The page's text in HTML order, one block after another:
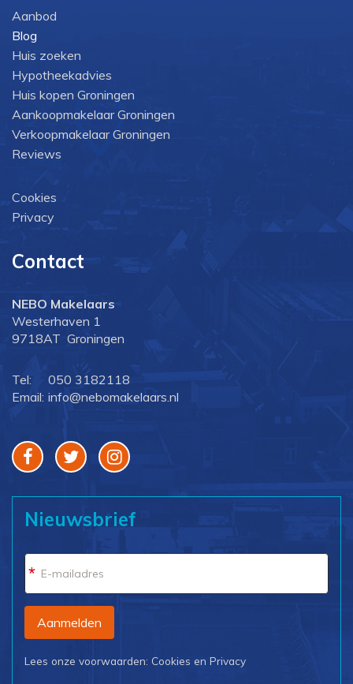
Aanbod
Blog
Huis zoeken
Hypotheekadvies
Huis kopen Groningen
Aankoopmakelaar Groningen
Verkoopmakelaar Groningen
Reviews
Cookies
Privacy
Contact
NEBO Makelaars
Westerhaven 1
9718AT Groningen
Tel:
050 3182118
Email: info@nebomakelaars.nl
Nieuwsbrief
*
Aanmelden
Lees onze voorwaarden: Cookies en Privacy